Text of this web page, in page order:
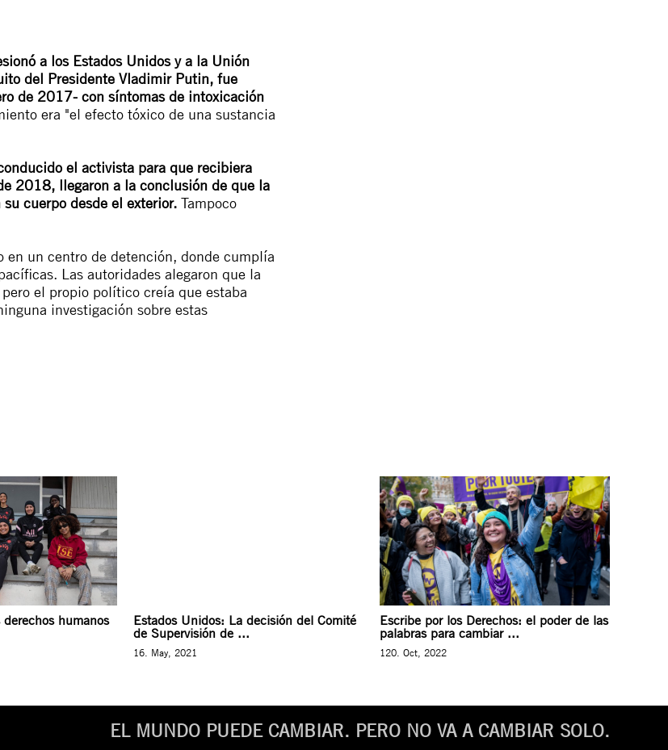
a los Estados Unidos y a la Unión
del Presidente Vladimir Putin, fue
de 2017- con síntomas de intoxicación
era "el efecto tóxico de una sustancia
el activista para que recibiera
2018, llegaron a la conclusión de que la
cuerpo desde el exterior. Tampoco
un centro de detención, donde cumplía
Las autoridades alegaron que la
el propio político creía que estaba
investigación sobre estas
humanos
Estados Unidos: La decisión del Comité
de Supervisión de ...
16. May, 2021
Escribe por los Derechos: el poder de las
palabras para cambiar ...
120. Oct, 2022
EL MUNDO PUEDE CAMBIAR. PERO NO VA A CAMBIAR SOLO.